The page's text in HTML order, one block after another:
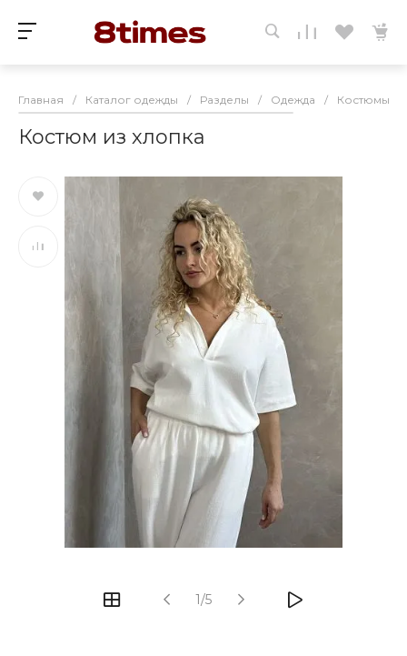
Главная / Каталог одежды / Разделы / Одежда / Костюмы
Костюм из хлопка
1/5